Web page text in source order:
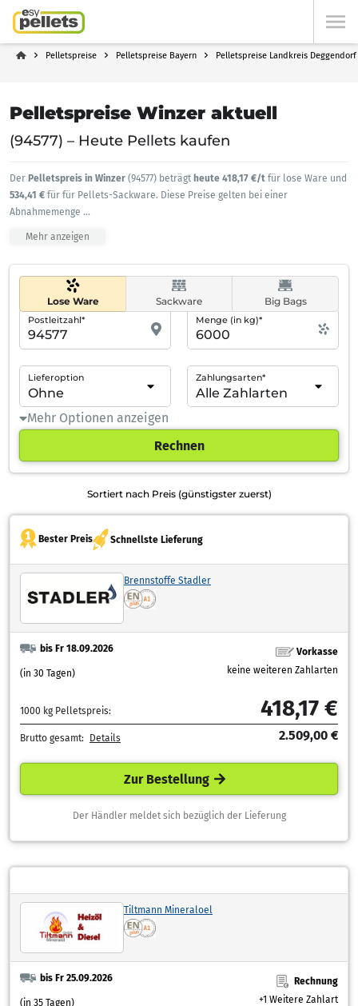
Pelletspreise Pelletspreise Bayern Pelletspreise Landkreis Deggendorf
Pelletspreise Winzer aktuell
(94577) – Heute Pellets kaufen
Der Pelletspreis in Winzer (94577) beträgt heute 418,17 €/t für lose Ware und
534,41 € für für Pellets-Sackware. Diese Preise gelten bei einer
Abnahmemenge ...
Mehr anzeigen
Lose Ware Sackware Big Bags
Postleitzahl* Menge (in kg)*
Lieferoption Zahlungsarten*
Mehr Optionen anzeigen
Rechnen
Sortiert nach Preis (günstigster zuerst)
Bester Preis Schnellste Lieferung
Brennstoffe Stadler
bis Fr 18.09.2026
(in 30 Tagen)
Vorkasse
keine weiteren Zahlarten
1000 kg Pelletspreis: 418,17 €
Brutto gesamt: Details 2.509,00 €
Zur Bestellung
Der Händler meldet sich bezüglich der Lieferung
Tiltmann Mineraloel
bis Fr 25.09.2026
(in 35 Tagen)
Rechnung
+1 Weitere Zahlart